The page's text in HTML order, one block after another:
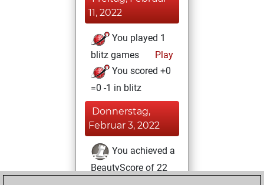
11, 2022
You played 1
blitz games
Play
You scored +0
=0 -1 in blitz
Donnerstag,
Februar 3, 2022
You achieved a
BeautyScore of 22